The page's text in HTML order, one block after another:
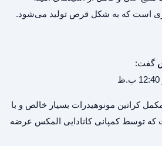
است که به شکل قرص تولید می‌شود.
گفت:
کراتین مونوهیدرات بسیار خالص و با
که توسط کمپانی کانادایی المکس عرضه